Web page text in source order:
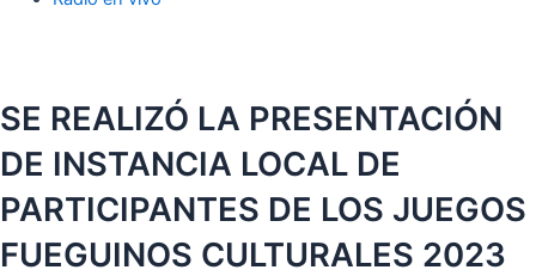
SE REALIZÓ LA PRESENTACIÓN
DE INSTANCIA LOCAL DE
PARTICIPANTES DE LOS JUEGOS
FUEGUINOS CULTURALES 2023